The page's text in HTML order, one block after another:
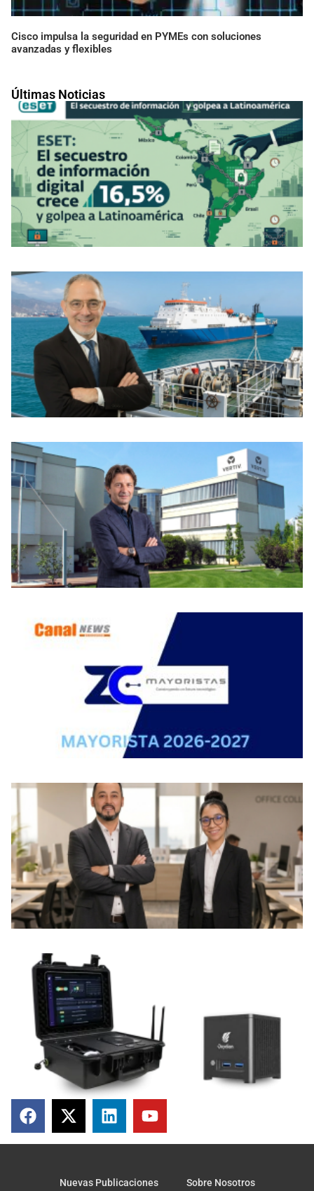
Últimas Noticias
Cisco impulsa la seguridad en PYMEs con soluciones
avanzadas y flexibles
Nuevas Publicaciones Sobre Nosotros